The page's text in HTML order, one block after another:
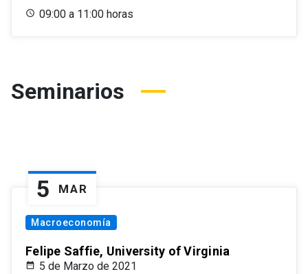
09:00 a 11:00 horas
Seminarios
5 MAR
Macroeconomía
Felipe Saffie, University of Virginia
5 de Marzo de 2021